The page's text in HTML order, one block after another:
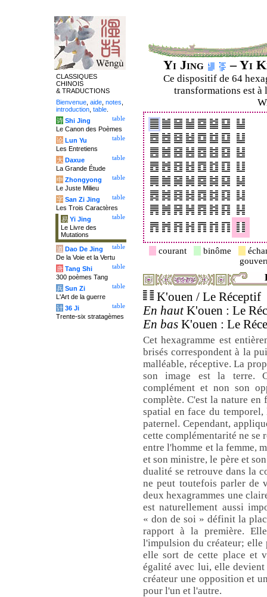
Yi Jing – Yi
Ce dispositif de 64
transformations est à
courant binôme
K'ouen / Le Réceptif
En hautK'ouen : Le
En bas K'ouen : Le
Cet hexagramme est
brisés correspondent à la
malléable, réceptive. La
son image est la terre.
complément et non son
complète. C'est la nature
spatial en face du
paternel. Cependant,
cette complémentarité ne se
entre l'homme et la femme,
et son ministre, le père et
dualité se retrouve dans la
ne peut toutefois parler de
deux hexagrammes une
est naturellement aussi
« don de soi » définit la
rapport à la première.
l'impulsion du créateur; elle
elle sort de cette place et
égalité avec lui, elle
créateur une opposition et
pour l'un et l'autre.
CLASSIQUES
CHINOIS
& TRADUCTIONS
Bienvenue aide notes
introduction table
table
诗 Shi Jing
Le Canon des Poèmes
table
论 Lun Yu
Les Entretiens
table
大 Daxue
La Grande Étude
table
中 Zhongyong
Le Juste Milieu
table
字 San Zi Jing
Les Trois Caractères
table
易 Yi Jing
Le Livre des
Mutations
table
道 Dao De Jing
De la Voie et la Vertu
table
唐 Tang Shi
300 poèmes Tang
table
兵 Sun Zi
L'Art de la guerre
table
计 36 Ji
Trente-six stratagèmes